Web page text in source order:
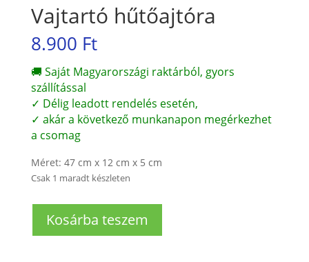
Vajtartó hűtőajtóra
8.900 Ft
🚚 Saját Magyarországi raktárból, gyors
szállítással
✓ Délig leadott rendelés esetén,
✓ akár a következő munkanapon megérkezhet
a csomag
Méret: 47 cm x 12 cm x 5 cm
Csak 1 maradt készleten
hűtőajtóra
Kosárba teszem